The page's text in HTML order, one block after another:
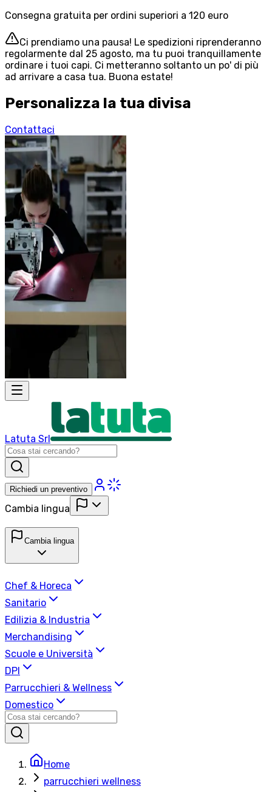
Consegna gratuita per ordini superiori a 120 euro
Ci prendiamo una pausa! Le spedizioni riprenderanno
regolarmente dal 25 agosto, ma tu puoi tranquillamente
ordinare i tuoi capi. Ci metteranno soltanto un po' di più
ad arrivare a casa tua. Buona estate!
Personalizza la tua divisa
Contattaci
Latuta Srl
Richiedi un preventivo
Cambia lingua
Cambia lingua
Chef & Horeca
Sanitario
Edilizia & Industria
Merchandising
Scuole e Università
DPI
Parrucchieri & Wellness
Domestico
Home
parrucchieri wellness